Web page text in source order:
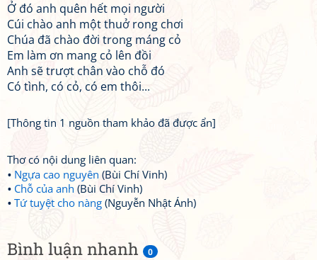
Bình luận nhanh 0
Ở đó anh quên hết mọi người
Cúi chào anh một thuở rong chơi
Chúa đã chào đời trong máng cỏ
Em làm ơn mang cỏ lên đồi
Anh sẽ trượt chân vào chỗ đó
Có tình, có cỏ, có em thôi...
[Thông tin 1 nguồn tham khảo đã được ẩn]
Thơ có nội dung liên quan:
Ngựa cao nguyên (Bùi Chí Vinh)
Chỗ của anh (Bùi Chí Vinh)
Tứ tuyệt cho nàng (Nguyễn Nhật Ánh)